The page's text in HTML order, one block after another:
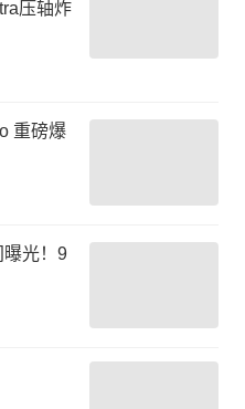
压轴炸
重磅爆
曝光！9